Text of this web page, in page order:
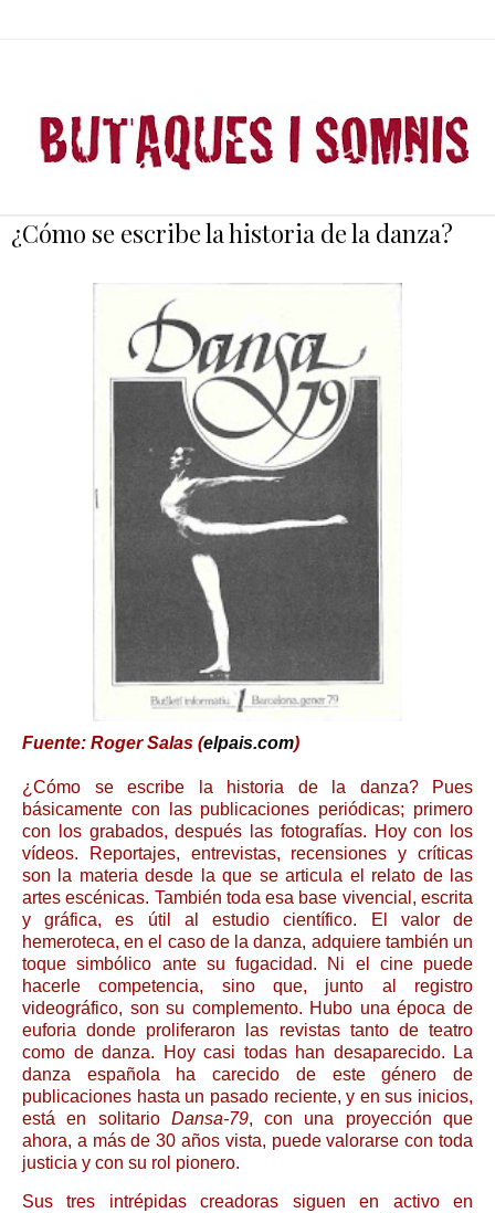
¿Cómo se escribe la historia de la danza?
Fuente: Roger Salas (elpais.com)
¿Cómo se escribe la historia de la danza? Pues
básicamente con las publicaciones periódicas; primero
con los grabados, después las fotografías. Hoy con los
vídeos. Reportajes, entrevistas, recensiones y críticas
son la materia desde la que se articula el relato de las
artes escénicas. También toda esa base vivencial, escrita
y gráfica, es útil al estudio científico. El valor de
hemeroteca, en el caso de la danza, adquiere también un
toque simbólico ante su fugacidad. Ni el cine puede
hacerle competencia, sino que, junto al registro
videográfico, son su complemento. Hubo una época de
euforia donde proliferaron las revistas tanto de teatro
como de danza. Hoy casi todas han desaparecido. La
danza española ha carecido de este género de
publicaciones hasta un pasado reciente, y en sus inicios,
está en solitario Dansa-79, con una proyección que
ahora, a más de 30 años vista, puede valorarse con toda
justicia y con su rol pionero.
Sus tres intrépidas creadoras siguen en activo en